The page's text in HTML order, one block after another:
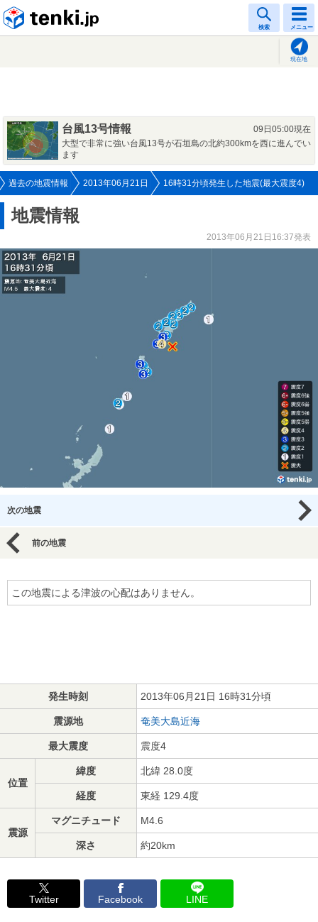
検索 メニュー
現在地
台風13号情報
09日05:00現在
大型で非常に強い台風13号が石垣島の北約300kmを西に進んでい
ます
過去の地震情報 2013年06月21日 16時31分頃発生した地震(最大震度4)
地震情報
2013年06月21日16:37発表
次の地震
前の地震
この地震による津波の心配はありません。
発生時刻 2013年06月21日 16時31分頃
震源地 奄美大島近海
最大震度 震度4
位置
緯度 北緯 28.0度
経度 東経 129.4度
震源
マグニチュード M4.6
深さ 約20km
Twitter Facebook LINE